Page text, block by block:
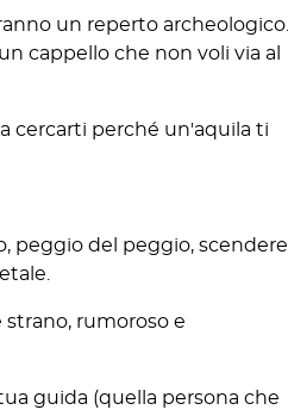
un reperto archeologico.
cappello che non voli via al
cercarti perché un'aquila ti
peggio del peggio, scendere
rumoroso e
guida (quella persona che